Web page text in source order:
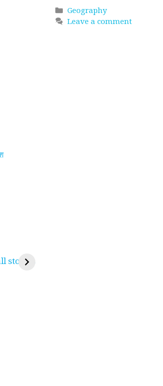
Categories
Geography
Leave a comment
stories
रामसा पीर, रुणेचा रा धणी,